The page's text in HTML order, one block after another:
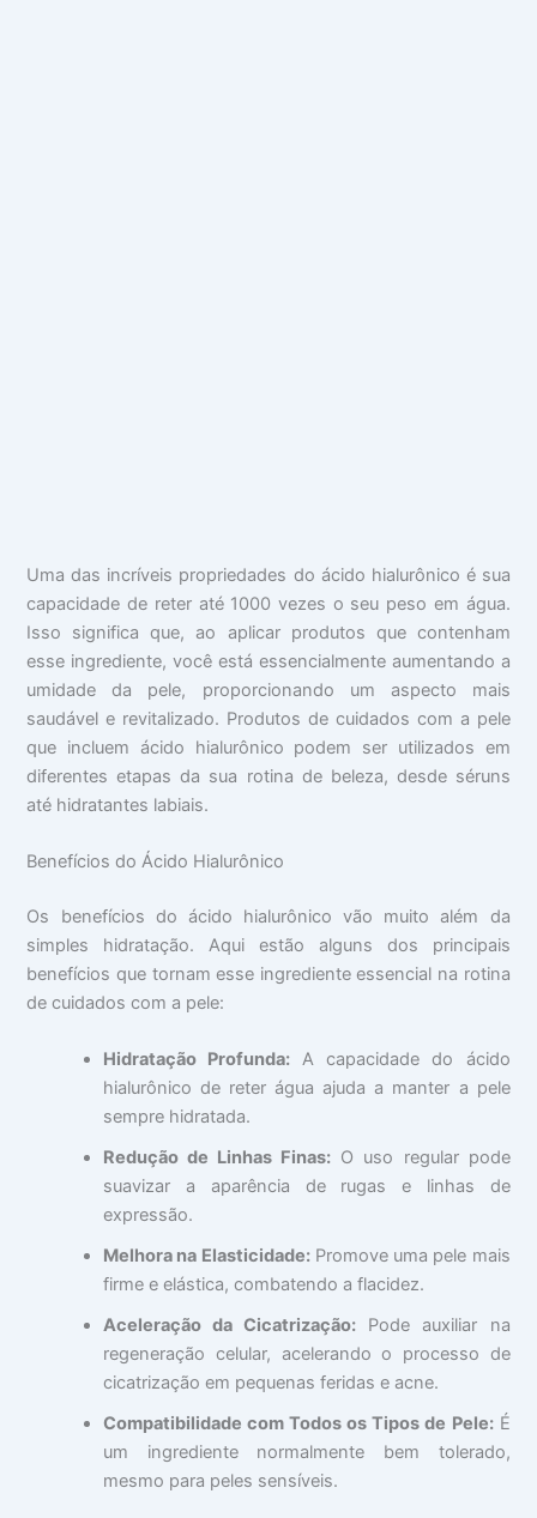
Uma das incríveis propriedades do ácido hialurônico é sua
capacidade de reter até 1000 vezes o seu peso em água.
Isso significa que, ao aplicar produtos que contenham
esse ingrediente, você está essencialmente aumentando a
umidade da pele, proporcionando um aspecto mais
saudável e revitalizado. Produtos de cuidados com a pele
que incluem ácido hialurônico podem ser utilizados em
diferentes etapas da sua rotina de beleza, desde séruns
até hidratantes labiais.
Benefícios do Ácido Hialurônico
Os benefícios do ácido hialurônico vão muito além da
simples hidratação. Aqui estão alguns dos principais
benefícios que tornam esse ingrediente essencial na rotina
de cuidados com a pele:
Hidratação Profunda: A capacidade do ácido
hialurônico de reter água ajuda a manter a pele
sempre hidratada.
Redução de Linhas Finas: O uso regular pode
suavizar a aparência de rugas e linhas de
expressão.
Melhora na Elasticidade:Promove uma pele mais
firme e elástica, combatendo a flacidez.
Aceleração da Cicatrização: Pode auxiliar na
regeneração celular, acelerando o processo de
cicatrização em pequenas feridas e acne.
Compatibilidade com Todos os Tipos de Pele:É
um ingrediente normalmente bem tolerado,
mesmo para peles sensíveis.